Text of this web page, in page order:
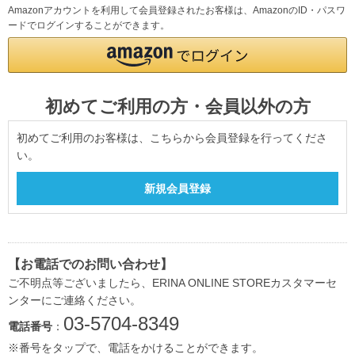
Amazonアカウントを利用して会員登録されたお客様は、AmazonのID・パスワ
ードでログインすることができます。
初めてご利用の方・会員以外の方
初めてご利用のお客様は、こちらから会員登録を行ってくださ
い。
【お電話でのお問い合わせ】
ご不明点等ございましたら、ERINA ONLINE STOREカスタマーセ
ンターにご連絡ください。
電話番号 ： 03-5704-8349
※番号をタップで、電話をかけることができます。